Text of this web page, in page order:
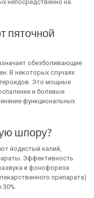
непосредственно на
пяточной
обезболивающие
В некоторых случаях
Это мощные
и болевые
функциональных
шпору?
йодистый калий,
Эффективность
и фонофореза
препарата)